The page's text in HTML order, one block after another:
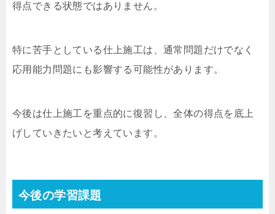
得点できる状態ではありません。
特に苦手としている仕上施工は、通常問題だけでなく
応用能力問題にも影響する可能性があります。
今後は仕上施工を重点的に復習し、全体の得点を底上
げしていきたいと考えています。
今後の学習課題